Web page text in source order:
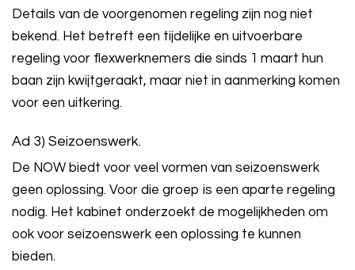
Details van de voorgenomen regeling zijn nog niet
bekend. Het betreft een tijdelijke en uitvoerbare
regeling voor flexwerknemers die sinds 1 maart hun
baan zijn kwijtgeraakt, maar niet in aanmerking komen
voor een uitkering.
Ad 3) Seizoenswerk.
De NOW biedt voor veel vormen van seizoenswerk
geen oplossing. Voor die groep is een aparte regeling
nodig. Het kabinet onderzoekt de mogelijkheden om
ook voor seizoenswerk een oplossing te kunnen
bieden.